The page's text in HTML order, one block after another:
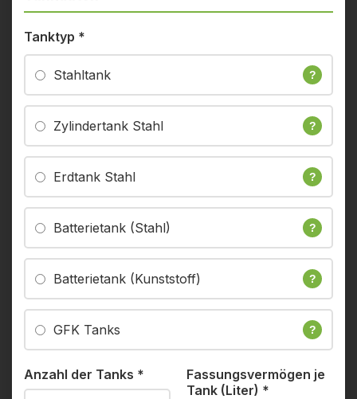
Tanktyp *
Stahltank ?
Zylindertank Stahl ?
Erdtank Stahl ?
Batterietank (Stahl) ?
Batterietank (Kunststoff) ?
GFK Tanks ?
Anzahl der Tanks *
Fassungsvermögen je
Tank (Liter) *